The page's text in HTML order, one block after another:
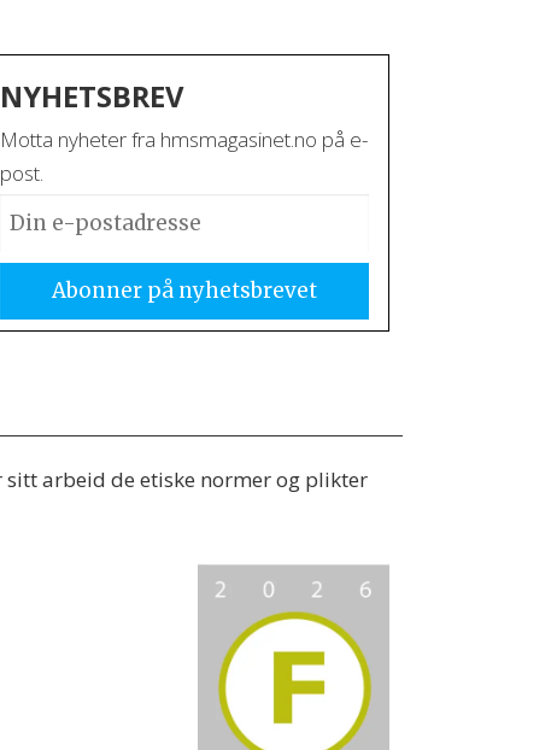
NYHETSBREV
Motta nyheter fra hmsmagasinet.no på e-
post.
arbeid de etiske normer og plikter